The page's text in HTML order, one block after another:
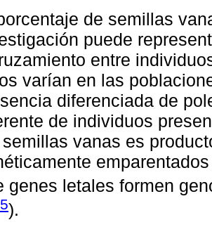
de semillas
puede
entre
varían en las
diferenciada de
de individuos
vanas es
genes letales formen
).